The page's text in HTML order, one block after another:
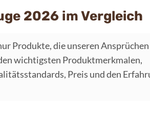
2026 im Vergleich
Produkte, die unseren Ansprüchen
wichtigsten Produktmerkmalen,
Preis und den